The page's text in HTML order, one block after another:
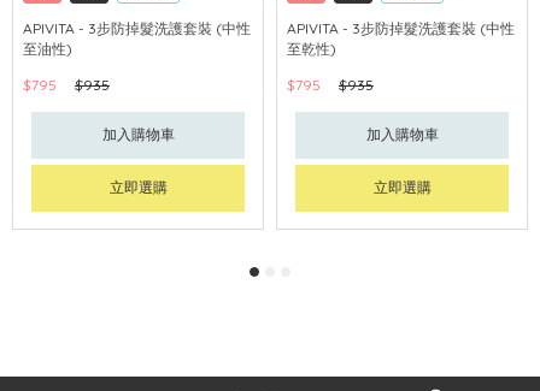
網購店取 可中國內地配送
APIVITA - 3步防掉髮洗護套裝 (中性
至油性)
$795
$935
加入購物車
立即選購
網購店取 可中國內地配送
APIVITA - 3步防掉髮洗護套裝 (中性
至乾性)
$795
$935
加入購物車
立即選購